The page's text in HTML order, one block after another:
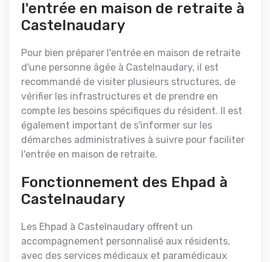
l'entrée en maison de retraite à
Castelnaudary
Pour bien préparer l'entrée en maison de retraite
d'une personne âgée à Castelnaudary, il est
recommandé de visiter plusieurs structures, de
vérifier les infrastructures et de prendre en
compte les besoins spécifiques du résident. Il est
également important de s'informer sur les
démarches administratives à suivre pour faciliter
l'entrée en maison de retraite.
Fonctionnement des Ehpad à
Castelnaudary
Les Ehpad à Castelnaudary offrent un
accompagnement personnalisé aux résidents,
avec des services médicaux et paramédicaux